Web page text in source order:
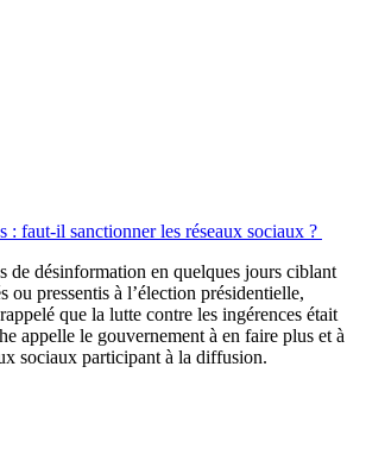
: faut-il sanctionner les réseaux sociaux ?
de désinformation en quelques jours ciblant
ou pressentis à l’élection présidentielle,
que la lutte contre les ingérences était
appelle le gouvernement à en faire plus et à
sociaux participant à la diffusion.